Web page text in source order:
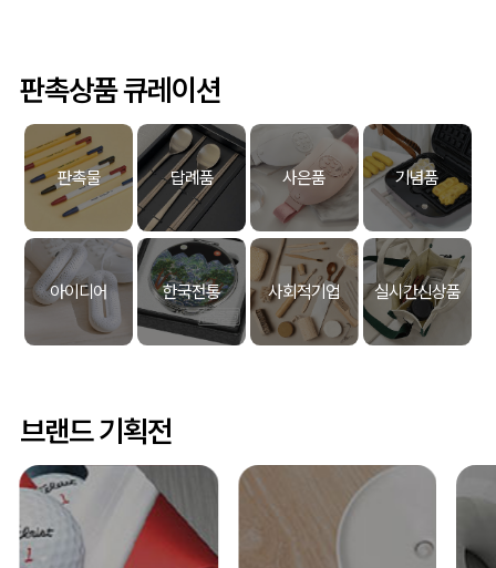
판촉상품 큐레이션
판촉물 답례품 사은품 기념품
아이디어 한국전통 사회적기업 실시간신상품
브랜드 기획전